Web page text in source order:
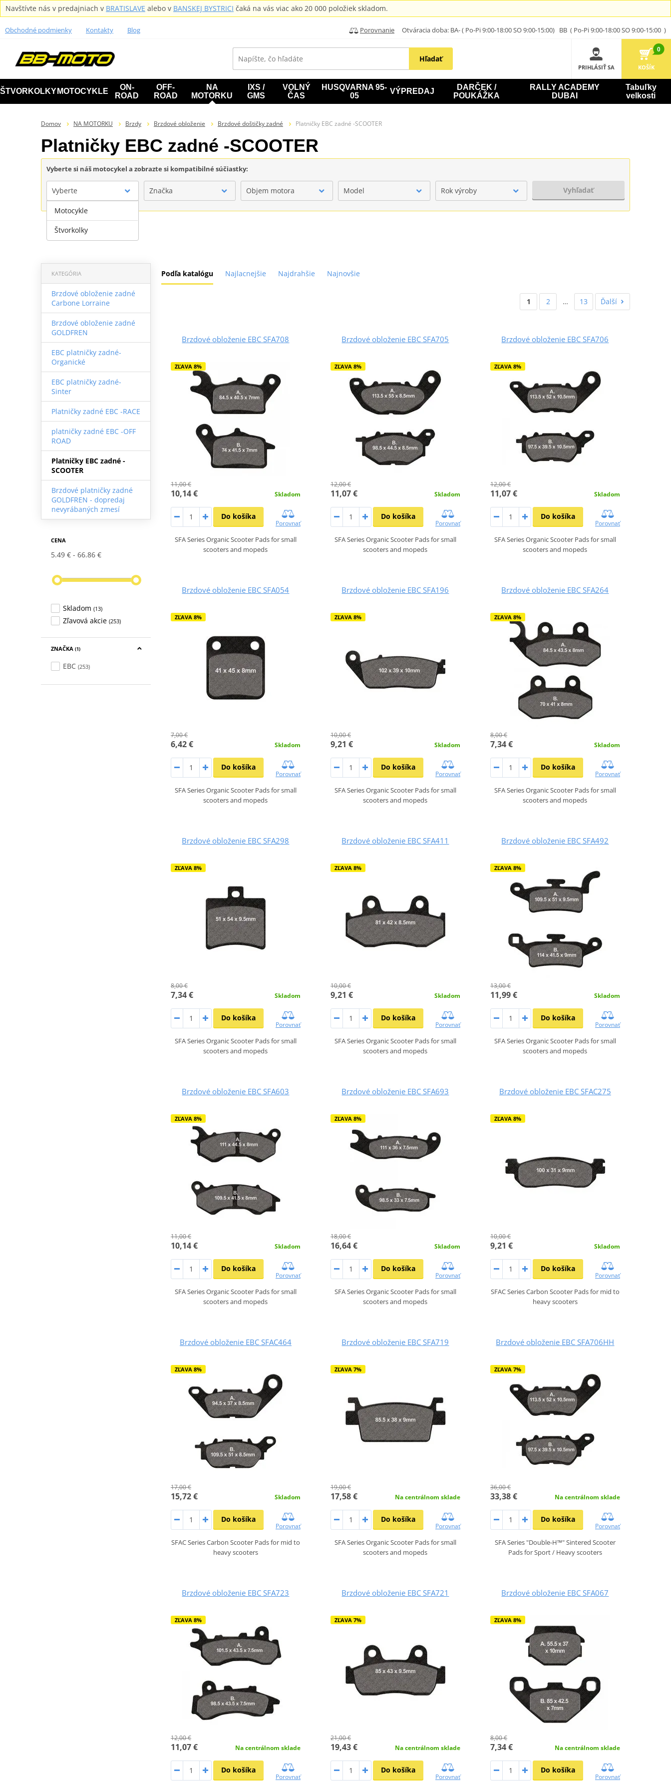
Navštívte nás v predajniach v BRATISLAVE alebo v BANSKEJ BYSTRICI čaká na vás viac ako 20 000 položiek skladom.
Obchodné podmienky Kontakty Blog Porovnanie Otváracia doba: BA- ( Po-Pi 9:00-18:00 SO 9:00-15:00) BB ( Po-Pi 9:00-18:00 SO 9:00-15:00 )
Hľadať
PRIHLÁSIŤ SA
0
KOŠÍK
ŠTVORKOLKY MOTOCYKLE
ON-
ROAD
OFF-
ROAD
NA
MOTORKU
IXS /
GMS
VOLNÝ
ČAS
HUSQVARNA 95-
05
VÝPREDAJ
DARČEK /
POUKÁŽKA
RALLY ACADEMY
DUBAI
Tabuľky
velkosti
Domov NA MOTORKU Brzdy Brzdové obloženie Brzdové doštičky zadné Platničky EBC zadné -SCOOTER
Platničky EBC zadné -SCOOTER
Vyberte si náš motocykel a zobrazte si kompatibilné súčiastky:
Vyberte Značka Objem motora Model Rok výroby Vyhľadať
Podľa katalógu Najlacnejšie Najdrahšie Najnovšie
KATEGÓRIA
Brzdové obloženie zadné
Carbone Lorraine
Brzdové obloženie zadné
GOLDFREN
EBC platničky zadné-
Organické
EBC platničky zadné-
Sinter
Platničky zadné EBC -RACE
platničky zadné EBC -OFF
ROAD
Platničky EBC zadné -
SCOOTER
Brzdové platničky zadné
GOLDFREN - dopredaj
nevyrábaných zmesí
CENA
5.49 € 66.86 €
Skladom (13)
Zľavová akcie (253)
ZNAČKA (1)
EBC (253)
1 2 … 13 Ďalší
Brzdové obloženie EBC SFA708
ZĽAVA 8%
11,00 €
10,14 € Skladom
Do košíka
Porovnať
SFA Series Organic Scooter Pads for small
scooters and mopeds
Brzdové obloženie EBC SFA705
ZĽAVA 8%
12,00 €
11,07 € Skladom
Do košíka
Porovnať
SFA Series Organic Scooter Pads for small
scooters and mopeds
Brzdové obloženie EBC SFA706
ZĽAVA 8%
12,00 €
11,07 € Skladom
Do košíka
Porovnať
SFA Series Organic Scooter Pads for small
scooters and mopeds
Brzdové obloženie EBC SFA054
ZĽAVA 8%
7,00 €
6,42 € Skladom
Do košíka
Porovnať
SFA Series Organic Scooter Pads for small
scooters and mopeds
Brzdové obloženie EBC SFA196
ZĽAVA 8%
10,00 €
9,21 € Skladom
Do košíka
Porovnať
SFA Series Organic Scooter Pads for small
scooters and mopeds
Brzdové obloženie EBC SFA264
ZĽAVA 8%
8,00 €
7,34 € Skladom
Do košíka
Porovnať
SFA Series Organic Scooter Pads for small
scooters and mopeds
Brzdové obloženie EBC SFA298
ZĽAVA 8%
8,00 €
7,34 € Skladom
Do košíka
Porovnať
SFA Series Organic Scooter Pads for small
scooters and mopeds
Brzdové obloženie EBC SFA411
ZĽAVA 8%
10,00 €
9,21 € Skladom
Do košíka
Porovnať
SFA Series Organic Scooter Pads for small
scooters and mopeds
Brzdové obloženie EBC SFA492
ZĽAVA 8%
13,00 €
11,99 € Skladom
Do košíka
Porovnať
SFA Series Organic Scooter Pads for small
scooters and mopeds
Brzdové obloženie EBC SFA603
ZĽAVA 8%
11,00 €
10,14 € Skladom
Do košíka
Porovnať
SFA Series Organic Scooter Pads for small
scooters and mopeds
Brzdové obloženie EBC SFA693
ZĽAVA 8%
18,00 €
16,64 € Skladom
Do košíka
Porovnať
SFA Series Organic Scooter Pads for small
scooters and mopeds
Brzdové obloženie EBC SFAC275
ZĽAVA 8%
10,00 €
9,21 € Skladom
Do košíka
Porovnať
SFAC Series Carbon Scooter Pads for mid to
heavy scooters
Brzdové obloženie EBC SFAC464
ZĽAVA 8%
17,00 €
15,72 € Skladom
Do košíka
Porovnať
SFAC Series Carbon Scooter Pads for mid to
heavy scooters
Brzdové obloženie EBC SFA719
ZĽAVA 7%
19,00 €
17,58 € Na centrálnom sklade
Do košíka
Porovnať
SFA Series Organic Scooter Pads for small
scooters and mopeds
Brzdové obloženie EBC SFA706HH
ZĽAVA 7%
36,00 €
33,38 € Na centrálnom sklade
Do košíka
Porovnať
SFA Series "Double-H™" Sintered Scooter
Pads for Sport / Heavy scooters
Brzdové obloženie EBC SFA723
ZĽAVA 8%
12,00 €
11,07 € Na centrálnom sklade
Do košíka
Porovnať
Brzdové obloženie EBC SFA721
ZĽAVA 7%
21,00 €
19,43 € Na centrálnom sklade
Do košíka
Porovnať
Brzdové obloženie EBC SFA067
ZĽAVA 8%
8,00 €
7,34 € Na centrálnom sklade
Do košíka
Porovnať
Motocykle
Štvorkolky